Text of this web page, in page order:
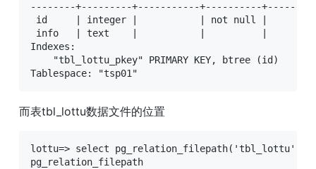
--------+---------+-----------+----------
id     | integer |           | not null |
info   | text    |           |          |
Indexes:
    "tbl_lottu_pkey" PRIMARY KEY, btree (id)
Tablespace: "tsp01"
而表tbl_lottu数据文件的位置
lottu=> select pg_relation_filepath('tbl_lottu');
pg_relation_filepath